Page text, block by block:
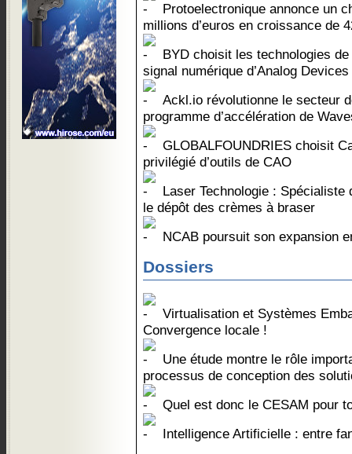
Protoelectronique annonce un
millions d’euros en croissance de
BYD choisit les technologies
signal numérique d’Analog Devices
Ackl.io révolutionne le secteur
programme d’accélération de
GLOBALFOUNDRIES choisit
privilégié d’outils de CAO
Laser Technologie :
le dépôt des crèmes à braser
NCAB poursuit son expansion
Dossiers
Virtualisation et Systèmes
Convergence locale !
Une étude montre le rôle
processus de conception des
Quel est donc le CESAM pour
Intelligence Artificielle : entre